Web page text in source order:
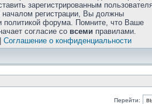
зарегистрированным
регистрации, Вы должны
политикой форума. Помните, что Ваше
согласие со всеми правилами.
Соглашение о конфиденциальности
Перейти: